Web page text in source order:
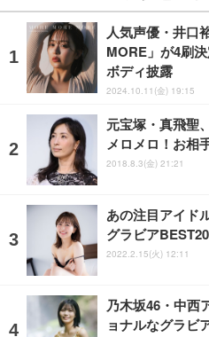
人気声優・井口
MORE」が4刷
ボディ披露
2024.10.11(金) 19:15
元宝塚・真飛聖
メロメロ！お相
2018.8.3(金) 21:21
あの注目アイド
グラビアBEST20
2022.2.15(火) 12:11
乃木坂46・中西
ョナルなグラビ